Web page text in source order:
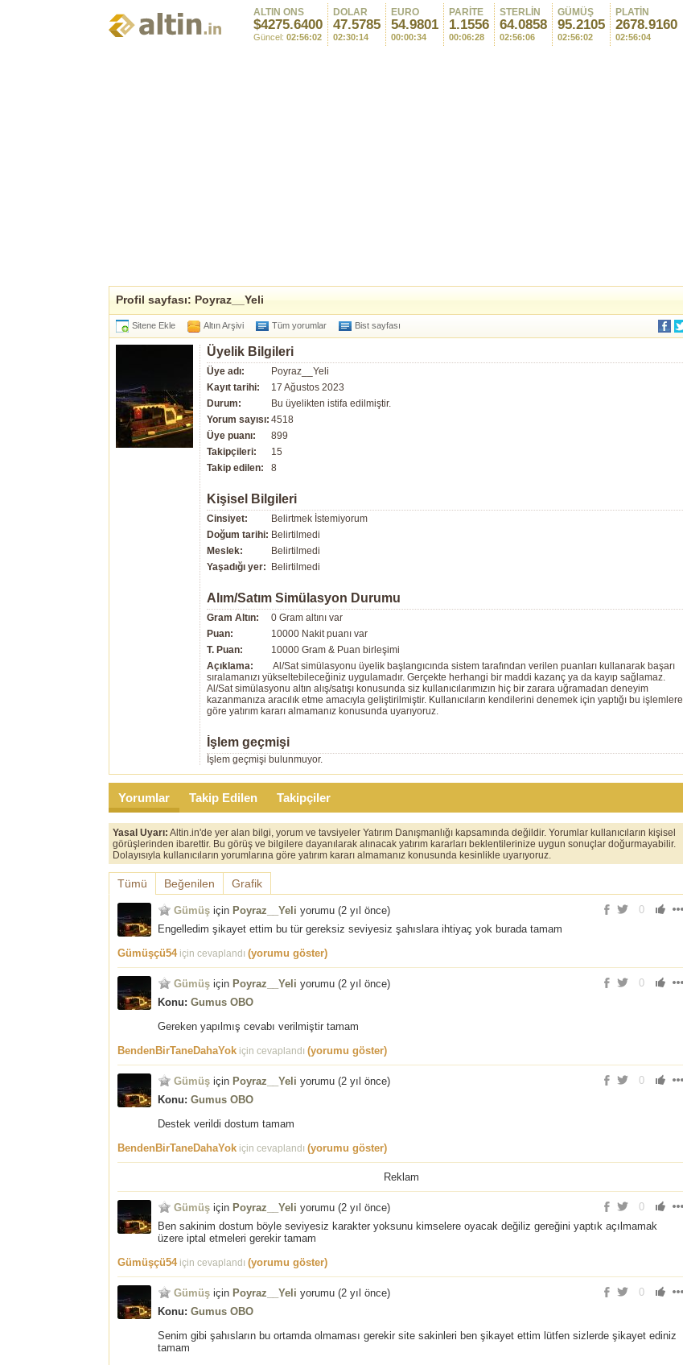
ALTIN ONS
4275.8300
Güncel: 02:56:08
DOLAR
47.5785
02:30:14
EURO
54.9801
00:00:34
PARİTE
1.1556
00:06:28
STERLİN
64.0858
02:56:06
GÜMÜŞ
95.2121
02:56:14
PLATİN
2678.5947
02:56:14
Profil sayfası: Poyraz__Yeli
Sitene Ekle Altın Arşivi Tüm yorumlar Bist sayfası
Üyelik Bilgileri
Üye adı:
Poyraz__Yeli
Kayıt tarihi:
17 Ağustos 2023
Durum:
Bu üyelikten istifa edilmiştir.
Yorum sayısı: 4518
Üye puanı:
899
Takipçileri:
15
Takip edilen:
8
Kişisel Bilgileri
Cinsiyet:
Belirtmek İstemiyorum
Doğum tarihi: Belirtilmedi
Meslek:
Belirtilmedi
Yaşadığı yer:
Belirtilmedi
Alım/Satım Simülasyon Durumu
Gram Altın:
0 Gram altını var
Puan:
10000 Nakit puanı var
T. Puan:
10000 Gram & Puan birleşimi
Açıklama:
Al/Sat simülasyonu üyelik başlangıcında sistem tarafından verilen puanları kullanarak başarı
sıralamanızı yükseltebileceğiniz uygulamadır. Gerçekte herhangi bir maddi kazanç ya da kayıp sağlamaz.
Al/Sat simülasyonu altın alış/satışı konusunda siz kullanıcılarımızın hiç bir zarara uğramadan deneyim
kazanmanıza aracılık etme amacıyla geliştirilmiştir. Kullanıcıların kendilerini denemek için yaptığı bu işlemlere
göre yatırım kararı almamanız konusunda uyarıyoruz.
İşlem geçmişi
İşlem geçmişi bulunmuyor.
Yorumlar Takip Edilen Takipçiler
Yasal Uyarı: Altin.in'de yer alan bilgi, yorum ve tavsiyeler Yatırım Danışmanlığı kapsamında değildir. Yorumlar kullanıcıların kişisel
görüşlerinden ibarettir. Bu görüş ve bilgilere dayanılarak alınacak yatırım kararları beklentilerinize uygun sonuçlar doğurmayabilir.
Dolayısıyla kullanıcıların yorumlarına göre yatırım kararı almamanız konusunda kesinlikle uyarıyoruz.
Tümü Beğenilen Grafik
0
Gümüş için Poyraz__Yeli yorumu (2 yıl önce)
Engelledim şikayet ettim bu tür gereksiz seviyesiz şahıslara ihtiyaç yok burada tamam
Gümüşçü54için cevaplandı (yorumu göster)
0
Gümüş için Poyraz__Yeli yorumu (2 yıl önce)
Konu: Gumus OBO
Gereken yapılmış cevabı verilmiştir tamam
BendenBirTaneDahaYok için cevaplandı (yorumu göster)
0
Gümüş için Poyraz__Yeli yorumu (2 yıl önce)
Konu: Gumus OBO
Destek verildi dostum tamam
BendenBirTaneDahaYok için cevaplandı (yorumu göster)
Reklam
0
Gümüş için Poyraz__Yeli yorumu (2 yıl önce)
Ben sakinim dostum böyle seviyesiz karakter yoksunu kimselere oyacak değiliz gereğini yaptık açılmamak
üzere iptal etmeleri gerekir tamam
Gümüşçü54için cevaplandı (yorumu göster)
0
Gümüş için Poyraz__Yeli yorumu (2 yıl önce)
Konu: Gumus OBO
Senim gibi şahısların bu ortamda olmaması gerekir site sakinleri ben şikayet ettim lütfen sizlerde şikayet ediniz
tamam